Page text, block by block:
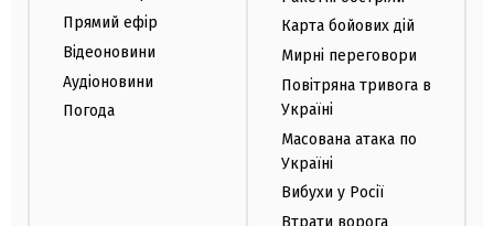
Прямий ефір
Відеоновини
Аудіоновини
Погода
Карта бойових дій
Мирні переговори
Повітряна тривога в
Україні
Масована атака по
Україні
Вибухи у Росії